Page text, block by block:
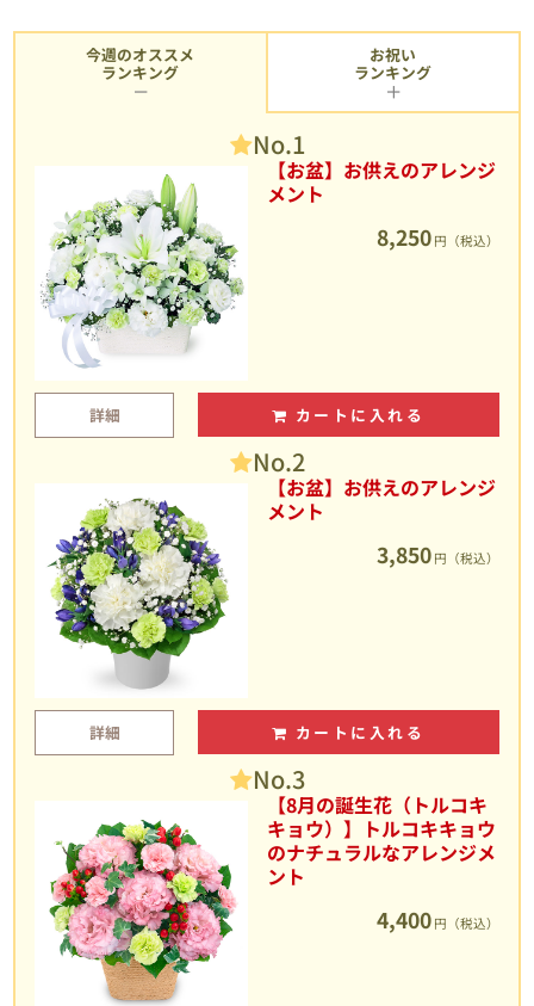
今週のオススメ
ランキング
No.1
【お盆】お供えのアレンジ
メント
8,250 円（税込）
詳細 カートに入れる
No.2
【お盆】お供えのアレンジ
メント
3,850 円（税込）
詳細 カートに入れる
No.3
【8月の誕生花（トルコキ
キョウ）】トルコキキョウ
のナチュラルなアレンジメ
ント
4,400 円（税込）
お祝い
ランキング